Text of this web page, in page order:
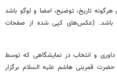
تاریخ، توضیح، امضا و لوگو باشد
(عکس‌های کپی شده از صفحات
و انتخاب در نمایشگاهی که توسط
قمربنی هاشم علیه السلام برگزار